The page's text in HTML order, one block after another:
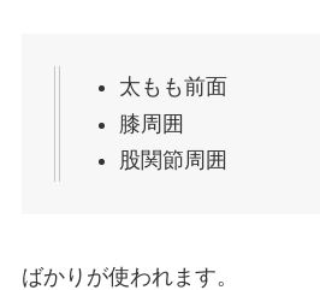
太もも前面
膝周囲
股関節周囲
ばかりが使われます。